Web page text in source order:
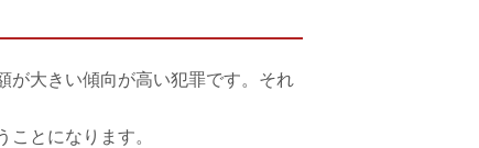
が大きい傾向が高い犯罪です。それ
ことになります。